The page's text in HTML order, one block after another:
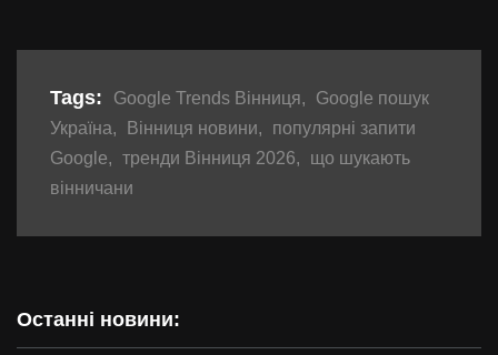
Останні новини:
Tags: Google Trends Вінниця,
Google пошук
Україна, Вінниця новини,
популярні запити
Google, тренди Вінниця 2026,
що шукають
вінничани